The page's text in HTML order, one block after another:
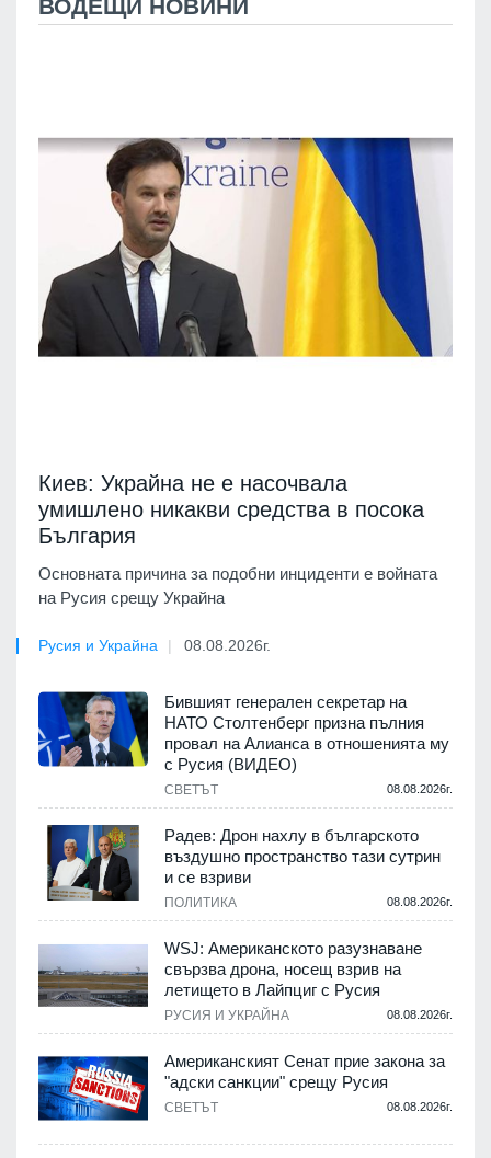
ВОДЕЩИ НОВИНИ
Киев: Украйна не е насочвала
умишлено никакви средства в посока
България
Основната причина за подобни инциденти е войната
на Русия срещу Украйна
Русия и Украйна 08.08.2026г.
Бившият генерален секретар на
НАТО Столтенберг призна пълния
провал на Алианса в отношенията му
с Русия (ВИДЕО)
СВЕТЪТ 08.08.2026г.
Радев: Дрон нахлу в българското
въздушно пространство тази сутрин
и се взриви
ПОЛИТИКА 08.08.2026г.
WSJ: Американското разузнаване
свързва дрона, носещ взрив на
летището в Лайпциг с Русия
РУСИЯ И УКРАЙНА 08.08.2026г.
Американският Сенат прие закона за
"адски санкции" срещу Русия
СВЕТЪТ 08.08.2026г.